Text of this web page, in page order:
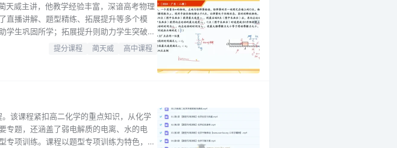
威主讲，他教学经验丰富，深谙高考物理
直播讲解、题型精练、拓展提升等多个模
学生巩固所学；拓展提升则助力学生突破难
本课程中有所收获。通过系统化的学习规
现物理成绩的显著提升。...
提分课程 蔺天威 高中课程
该课程紧扣高二化学的重点知识，从化学
专题，还涵盖了弱电解质的电离、水的电
专项训练。课程以题型专项训练为特色，通